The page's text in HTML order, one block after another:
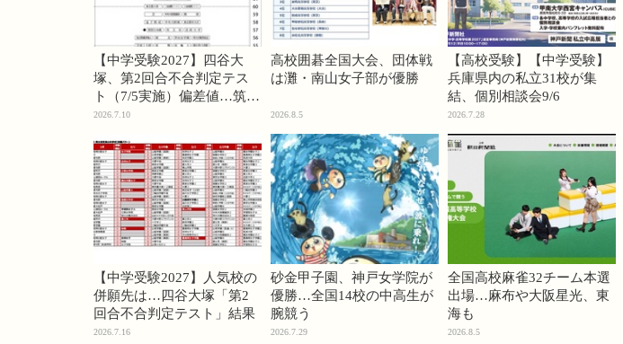
【中学受験2027】四谷大
塚、第2回合不合判定テス
ト（7/5実施）偏差値…筑駒
74・桜蔭70＜PR＞
2026.7.10
高校囲碁全国大会、団体戦
は灘・南山女子部が優勝
2026.8.5
【高校受験】【中学受験】
兵庫県内の私立31校が集
結、個別相談会9/6
2026.7.28
【中学受験2027】人気校の
併願先は…四谷大塚「第2
回合不合判定テスト」結果
2026.7.16
砂金甲子園、神戸女学院が
優勝…全国14校の中高生が
腕競う
2026.7.29
全国高校麻雀32チーム本選
出場…麻布や大阪星光、東
海も
2026.8.5